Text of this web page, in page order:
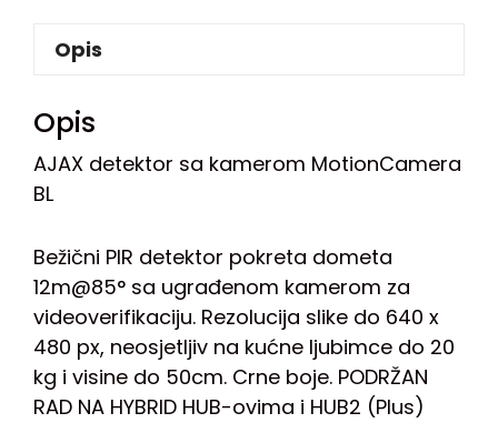
Opis
Opis
AJAX detektor sa kamerom MotionCamera
BL
Bežični PIR detektor pokreta dometa
12m@85° sa ugrađenom kamerom za
videoverifikaciju. Rezolucija slike do 640 x
480 px, neosjetljiv na kućne ljubimce do 20
kg i visine do 50cm. Crne boje. PODRŽAN
RAD NA HYBRID HUB-ovima i HUB2 (Plus)